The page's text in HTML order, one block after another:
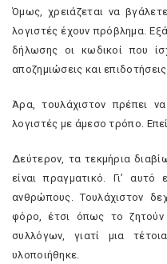
Όμως, χρειάζεται να βγάλετε
λογιστές έχουν πρόβλημα.
δήλωσης οι κωδικοί που
αποζημιώσεις και
Άρα, τουλάχιστον πρέπει
λογιστές με άμεσο τρόπο.
Δεύτερον, τα τεκμήρια
είναι πραγματικό. Γι’
ανθρώπους. Τουλάχιστον
φόρο, έτσι όπως το ζητούν
συλλόγων, γιατί μια
υλοποιήθηκε.